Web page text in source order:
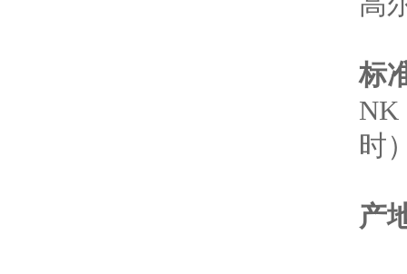
标
NK
时
产